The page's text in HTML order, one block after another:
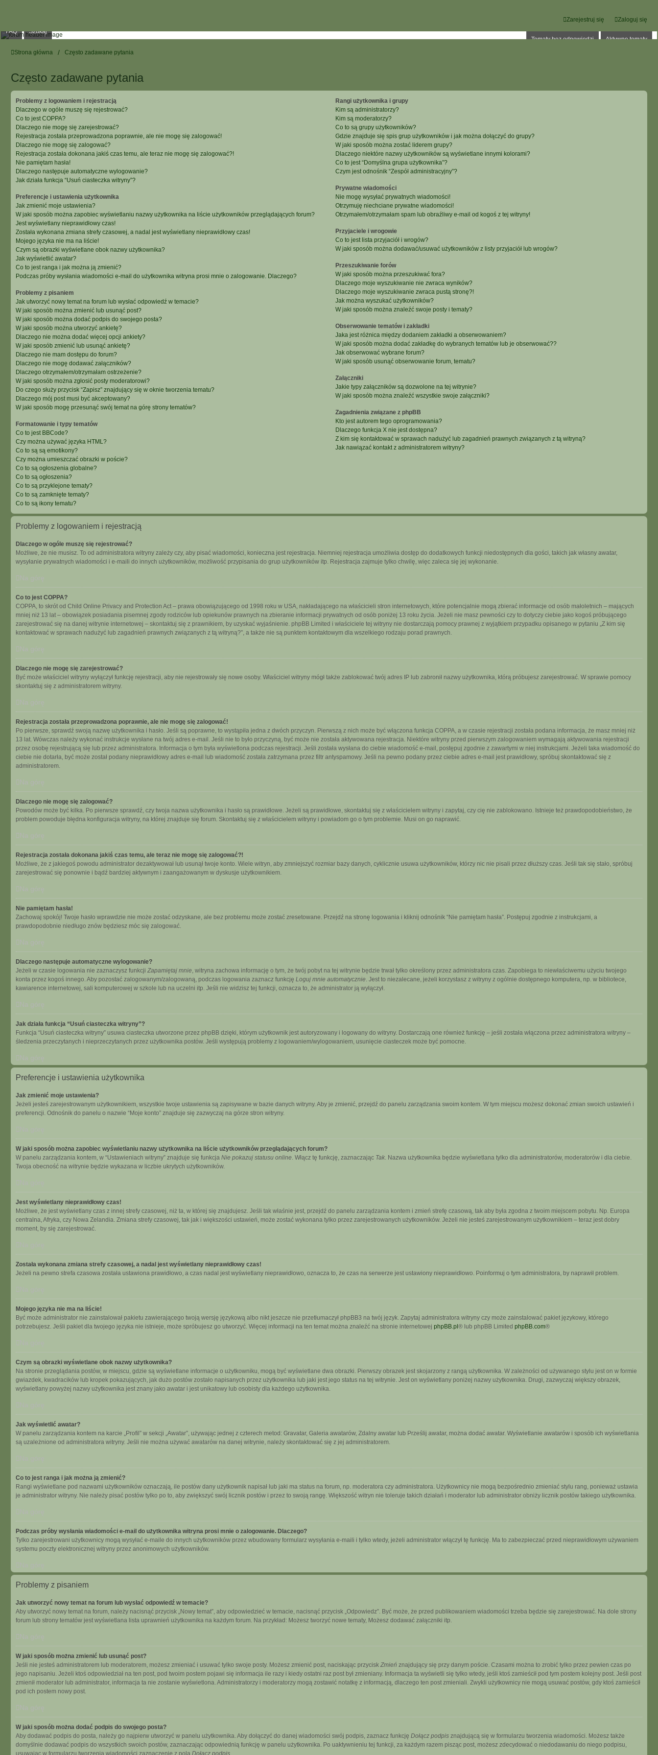
Zaloguj się
Zarejestruj się
Tematy bez odpowiedzi Aktywne tematy
FAQ Szukaj
Strona główna Często zadawane pytania
Często zadawane pytania
Problemy z logowaniem i rejestracją
Dlaczego w ogóle muszę się rejestrować?
Co to jest COPPA?
Dlaczego nie mogę się zarejestrować?
Rejestracja została przeprowadzona poprawnie, ale nie mogę się zalogować!
Dlaczego nie mogę się zalogować?
Rejestracja została dokonana jakiś czas temu, ale teraz nie mogę się zalogować?!
Nie pamiętam hasła!
Dlaczego następuje automatyczne wylogowanie?
Jak działa funkcja “Usuń ciasteczka witryny”?
Preferencje i ustawienia użytkownika
Jak zmienić moje ustawienia?
W jaki sposób można zapobiec wyświetlaniu nazwy użytkownika na liście użytkowników przeglądających forum?
Jest wyświetlany nieprawidłowy czas!
Została wykonana zmiana strefy czasowej, a nadal jest wyświetlany nieprawidłowy czas!
Mojego języka nie ma na liście!
Czym są obrazki wyświetlane obok nazwy użytkownika?
Jak wyświetlić awatar?
Co to jest ranga i jak można ją zmienić?
Podczas próby wysłania wiadomości e-mail do użytkownika witryna prosi mnie o zalogowanie. Dlaczego?
Problemy z pisaniem
Jak utworzyć nowy temat na forum lub wysłać odpowiedź w temacie?
W jaki sposób można zmienić lub usunąć post?
W jaki sposób można dodać podpis do swojego posta?
W jaki sposób można utworzyć ankietę?
Dlaczego nie można dodać więcej opcji ankiety?
W jaki sposób zmienić lub usunąć ankietę?
Dlaczego nie mam dostępu do forum?
Dlaczego nie mogę dodawać załączników?
Dlaczego otrzymałem/otrzymałam ostrzeżenie?
W jaki sposób można zgłosić posty moderatorowi?
Do czego służy przycisk “Zapisz” znajdujący się w oknie tworzenia tematu?
Dlaczego mój post musi być akceptowany?
W jaki sposób mogę przesunąć swój temat na górę strony tematów?
Formatowanie i typy tematów
Co to jest BBCode?
Czy można używać języka HTML?
Co to są są emotikony?
Czy można umieszczać obrazki w poście?
Co to są ogłoszenia globalne?
Co to są ogłoszenia?
Co to są przyklejone tematy?
Co to są zamknięte tematy?
Co to są ikony tematu?
Rangi użytkownika i grupy
Kim są administratorzy?
Kim są moderatorzy?
Co to są grupy użytkowników?
Gdzie znajduje się spis grup użytkowników i jak można dołączyć do grupy?
W jaki sposób można zostać liderem grupy?
Dlaczego niektóre nazwy użytkowników są wyświetlane innymi kolorami?
Co to jest “Domyślna grupa użytkownika”?
Czym jest odnośnik “Zespół administracyjny”?
Prywatne wiadomości
Nie mogę wysyłać prywatnych wiadomości!
Otrzymuję niechciane prywatne wiadomości!
Otrzymałem/otrzymałam spam lub obraźliwy e-mail od kogoś z tej witryny!
Przyjaciele i wrogowie
Co to jest lista przyjaciół i wrogów?
W jaki sposób można dodawać/usuwać użytkowników z listy przyjaciół lub wrogów?
Przeszukiwanie forów
W jaki sposób można przeszukiwać fora?
Dlaczego moje wyszukiwanie nie zwraca wyników?
Dlaczego moje wyszukiwanie zwraca pustą stronę?!
Jak można wyszukać użytkowników?
W jaki sposób można znaleźć swoje posty i tematy?
Obserwowanie tematów i zakładki
Jaka jest różnica między dodaniem zakładki a obserwowaniem?
W jaki sposób można dodać zakładkę do wybranych tematów lub je obserwować??
Jak obserwować wybrane forum?
W jaki sposób usunąć obserwowanie forum, tematu?
Załączniki
Jakie typy załączników są dozwolone na tej witrynie?
W jaki sposób można znaleźć wszystkie swoje załączniki?
Zagadnienia związane z phpBB
Kto jest autorem tego oprogramowania?
Dlaczego funkcja X nie jest dostępna?
Z kim się kontaktować w sprawach nadużyć lub zagadnień prawnych związanych z tą witryną?
Jak nawiązać kontakt z administratorem witryny?
Problemy z logowaniem i rejestracją
Dlaczego w ogóle muszę się rejestrować?
Możliwe, że nie musisz. To od administratora witryny zależy czy, aby pisać wiadomości, konieczna jest rejestracja. Niemniej rejestracja umożliwia dostęp do dodatkowych funkcji niedostępnych dla gości, takich jak własny awatar,
wysyłanie prywatnych wiadomości i e-maili do innych użytkowników, możliwość przypisania do grup użytkowników itp. Rejestracja zajmuje tylko chwilę, więc zaleca się jej wykonanie.
Na górę
Co to jest COPPA?
COPPA, to skrót od Child Online Privacy and Protection Act – prawa obowiązującego od 1998 roku w USA, nakładającego na właścicieli stron internetowych, które potencjalnie mogą zbierać informacje od osób małoletnich – mających
mniej niż 13 lat – obowiązek posiadania pisemnej zgody rodziców lub opiekunów prawnych na zbieranie informacji prywatnych od osób poniżej 13 roku życia. Jeżeli nie masz pewności czy to dotyczy ciebie jako kogoś próbującego
zarejestrować się na danej witrynie internetowej – skontaktuj się z prawnikiem, by uzyskać wyjaśnienie. phpBB Limited i właściciele tej witryny nie dostarczają pomocy prawnej z wyjątkiem przypadku opisanego w pytaniu „Z kim się
kontaktować w sprawach nadużyć lub zagadnień prawnych związanych z tą witryną?”, a także nie są punktem kontaktowym dla wszelkiego rodzaju porad prawnych.
Na górę
Dlaczego nie mogę się zarejestrować?
Być może właściciel witryny wyłączył funkcję rejestracji, aby nie rejestrowały się nowe osoby. Właściciel witryny mógł także zablokować twój adres IP lub zabronił nazwy użytkownika, którą próbujesz zarejestrować. W sprawie pomocy
skontaktuj się z administratorem witryny.
Na górę
Rejestracja została przeprowadzona poprawnie, ale nie mogę się zalogować!
Po pierwsze, sprawdź swoją nazwę użytkownika i hasło. Jeśli są poprawne, to wystąpiła jedna z dwóch przyczyn. Pierwszą z nich może być włączona funkcja COPPA, a w czasie rejestracji została podana informacja, że masz mniej niż
13 lat. Wówczas należy wykonać instrukcje wysłane na twój adres e-mail. Jeśli nie to było przyczyną, być może nie została aktywowana rejestracja. Niektóre witryny przed pierwszym zalogowaniem wymagają aktywowania rejestracji
przez osobę rejestrującą się lub przez administratora. Informacja o tym była wyświetlona podczas rejestracji. Jeśli została wysłana do ciebie wiadomość e-mail, postępuj zgodnie z zawartymi w niej instrukcjami. Jeżeli taka wiadomość do
ciebie nie dotarła, być może został podany nieprawidłowy adres e-mail lub wiadomość została zatrzymana przez filtr antyspamowy. Jeśli na pewno podany przez ciebie adres e-mail jest prawidłowy, spróbuj skontaktować się z
administratorem.
Na górę
Dlaczego nie mogę się zalogować?
Powodów może być kilka. Po pierwsze sprawdź, czy twoja nazwa użytkownika i hasło są prawidłowe. Jeżeli są prawidłowe, skontaktuj się z właścicielem witryny i zapytaj, czy cię nie zablokowano. Istnieje też prawdopodobieństwo, że
problem powoduje błędna konfiguracja witryny, na której znajduje się forum. Skontaktuj się z właścicielem witryny i powiadom go o tym problemie. Musi on go naprawić.
Na górę
Rejestracja została dokonana jakiś czas temu, ale teraz nie mogę się zalogować?!
Możliwe, że z jakiegoś powodu administrator dezaktywował lub usunął twoje konto. Wiele witryn, aby zmniejszyć rozmiar bazy danych, cyklicznie usuwa użytkowników, którzy nic nie pisali przez dłuższy czas. Jeśli tak się stało, spróbuj
zarejestrować się ponownie i bądź bardziej aktywnym i zaangażowanym w dyskusje użytkownikiem.
Na górę
Nie pamiętam hasła!
Zachowaj spokój! Twoje hasło wprawdzie nie może zostać odzyskane, ale bez problemu może zostać zresetowane. Przejdź na stronę logowania i kliknij odnośnik “Nie pamiętam hasła”. Postępuj zgodnie z instrukcjami, a
prawdopodobnie niedługo znów będziesz móc się zalogować.
Na górę
Dlaczego następuje automatyczne wylogowanie?
Jeżeli w czasie logowania nie zaznaczysz funkcji Zapamiętaj mnie, witryna zachowa informację o tym, że twój pobyt na tej witrynie będzie trwał tylko określony przez administratora czas. Zapobiega to niewłaściwemu użyciu twojego
konta przez kogoś innego. Aby pozostać zalogowanym/zalogowaną, podczas logowania zaznacz funkcję Loguj mnie automatycznie. Jest to niezalecane, jeżeli korzystasz z witryny z ogólnie dostępnego komputera, np. w bibliotece,
kawiarence internetowej, sali komputerowej w szkole lub na uczelni itp. Jeśli nie widzisz tej funkcji, oznacza to, że administrator ją wyłączył.
Na górę
Jak działa funkcja “Usuń ciasteczka witryny”?
Funkcja “Usuń ciasteczka witryny” usuwa ciasteczka utworzone przez phpBB dzięki, którym użytkownik jest autoryzowany i logowany do witryny. Dostarczają one również funkcję – jeśli została włączona przez administratora witryny –
śledzenia przeczytanych i nieprzeczytanych przez użytkownika postów. Jeśli występują problemy z logowaniem/wylogowaniem, usunięcie ciasteczek może być pomocne.
Na górę
Preferencje i ustawienia użytkownika
Jak zmienić moje ustawienia?
Jeżeli jesteś zarejestrowanym użytkownikiem, wszystkie twoje ustawienia są zapisywane w bazie danych witryny. Aby je zmienić, przejdź do panelu zarządzania swoim kontem. W tym miejscu możesz dokonać zmian swoich ustawień i
preferencji. Odnośnik do panelu o nazwie “Moje konto” znajduje się zazwyczaj na górze stron witryny.
W jaki sposób można zapobiec wyświetlaniu nazwy użytkownika na liście użytkowników przeglądających forum?
W panelu zarządzania kontem, w “Ustawieniach witryny” znajduje się funkcja Nie pokazuj statusu online. Włącz tę funkcję, zaznaczając Tak. Nazwa użytkownika będzie wyświetlana tylko dla administratorów, moderatorów i dla ciebie.
Twoja obecność na witrynie będzie wykazana w liczbie ukrytych użytkowników.
Jest wyświetlany nieprawidłowy czas!
Możliwe, że jest wyświetlany czas z innej strefy czasowej, niż ta, w której się znajdujesz. Jeśli tak właśnie jest, przejdź do panelu zarządzania kontem i zmień strefę czasową, tak aby była zgodna z twoim miejscem pobytu. Np. Europa
centralna, Afryka, czy Nowa Zelandia. Zmiana strefy czasowej, tak jak i większości ustawień, może zostać wykonana tylko przez zarejestrowanych użytkowników. Jeżeli nie jesteś zarejestrowanym użytkownikiem – teraz jest dobry
moment, by się zarejestrować.
Została wykonana zmiana strefy czasowej, a nadal jest wyświetlany nieprawidłowy czas!
Jeżeli na pewno strefa czasowa została ustawiona prawidłowo, a czas nadal jest wyświetlany nieprawidłowo, oznacza to, że czas na serwerze jest ustawiony nieprawidłowo. Poinformuj o tym administratora, by naprawił problem.
Mojego języka nie ma na liście!
Być może administrator nie zainstalował pakietu zawierającego twoją wersję językową albo nikt jeszcze nie przetłumaczył phpBB3 na twój język. Zapytaj administratora witryny czy może zainstalować pakiet językowy, którego
potrzebujesz. Jeśli pakiet dla twojego języka nie istnieje, może spróbujesz go utworzyć. Więcej informacji na ten temat można znaleźć na stronie internetowej phpBB.pl ® lub phpBB Limited phpBB.com®
Czym są obrazki wyświetlane obok nazwy użytkownika?
Na stronie przeglądania postów, w miejscu, gdzie są wyświetlane informacje o użytkowniku, mogą być wyświetlane dwa obrazki. Pierwszy obrazek jest skojarzony z rangą użytkownika. W zależności od używanego stylu jest on w formie
gwiazdek, kwadracików lub kropek pokazujących, jak dużo postów zostało napisanych przez użytkownika lub jaki jest jego status na tej witrynie. Jest on wyświetlany poniżej nazwy użytkownika. Drugi, zazwyczaj większy obrazek,
wyświetlany powyżej nazwy użytkownika jest znany jako awatar i jest unikatowy lub osobisty dla każdego użytkownika.
Jak wyświetlić awatar?
W panelu zarządzania kontem na karcie „Profil” w sekcji „Awatar”, używając jednej z czterech metod: Gravatar, Galeria awatarów, Zdalny awatar lub Prześlij awatar, można dodać awatar. Wyświetlanie awatarów i sposób ich wyświetlania
są uzależnione od administratora witryny. Jeśli nie można używać awatarów na danej witrynie, należy skontaktować się z jej administratorem.
Co to jest ranga i jak można ją zmienić?
Rangi wyświetlane pod nazwami użytkowników oznaczają, ile postów dany użytkownik napisał lub jaki ma status na forum, np. moderatora czy administratora. Użytkownicy nie mogą bezpośrednio zmieniać stylu rang, ponieważ ustawia
je administrator witryny. Nie należy pisać postów tylko po to, aby zwiększyć swój licznik postów i przez to swoją rangę. Większość witryn nie toleruje takich działań i moderator lub administrator obniży licznik postów takiego użytkownika.
Podczas próby wysłania wiadomości e-mail do użytkownika witryna prosi mnie o zalogowanie. Dlaczego?
Tylko zarejestrowani użytkownicy mogą wysyłać e-maile do innych użytkowników przez wbudowany formularz wysyłania e-maili i tylko wtedy, jeżeli administrator włączył tę funkcję. Ma to zabezpieczać przed nieprawidłowym używaniem
systemu poczty elektronicznej witryny przez anonimowych użytkowników.
Problemy z pisaniem
Jak utworzyć nowy temat na forum lub wysłać odpowiedź w temacie?
Aby utworzyć nowy temat na forum, należy nacisnąć przycisk „Nowy temat”, aby odpowiedzieć w temacie, nacisnąć przycisk „Odpowiedz”. Być może, że przed publikowaniem wiadomości trzeba będzie się zarejestrować. Na dole strony
forum lub strony tematów jest wyświetlana lista uprawnień użytkownika na każdym forum. Na przykład: Możesz tworzyć nowe tematy, Możesz dodawać załączniki itp.
Na górę
W jaki sposób można zmienić lub usunąć post?
Jeśli nie jesteś administratorem lub moderatorem, możesz zmieniać i usuwać tylko swoje posty. Możesz zmienić post, naciskając przycisk Zmień znajdujący się przy danym poście. Czasami można to zrobić tylko przez pewien czas po
jego napisaniu. Jeżeli ktoś odpowiedział na ten post, pod twoim postem pojawi się informacja ile razy i kiedy ostatni raz post był zmieniany. Informacja ta wyświetli się tylko wtedy, jeśli ktoś zamieścił pod tym postem kolejny post. Jeśli post
zmienił moderator lub administrator, informacja ta nie zostanie wyświetlona. Administratorzy i moderatorzy mogą zostawić notatkę z informacją, dlaczego ten post zmieniali. Zwykli użytkownicy nie mogą usuwać postów, gdy ktoś zamieścił
pod ich postem nowy post.
Na górę
W jaki sposób można dodać podpis do swojego posta?
Aby dodawać podpis do posta, należy go najpierw utworzyć w panelu użytkownika. Aby dołączyć do danej wiadomości swój podpis, zaznacz funkcję Dołącz podpis znajdującą się w formularzu tworzenia wiadomości. Możesz także
domyślnie dodawać podpis do wszystkich swoich postów, zaznaczając odpowiednią funkcję w panelu użytkownika. Po uaktywnieniu tej funkcji, za każdym razem pisząc post, możesz zdecydować o niedodawaniu do niego podpisu,
usuwając w formularzu tworzenia wiadomości zaznaczenie z pola Dołącz podpis